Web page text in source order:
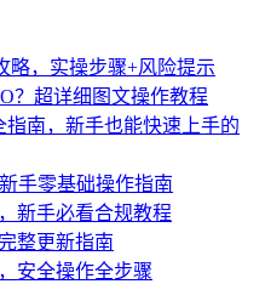
略，实操步骤+风险提示
？超详细图文操作教程
南，新手也能快速上手的
手零基础操作指南
新手必看合规教程
整更新指南
安全操作全步骤